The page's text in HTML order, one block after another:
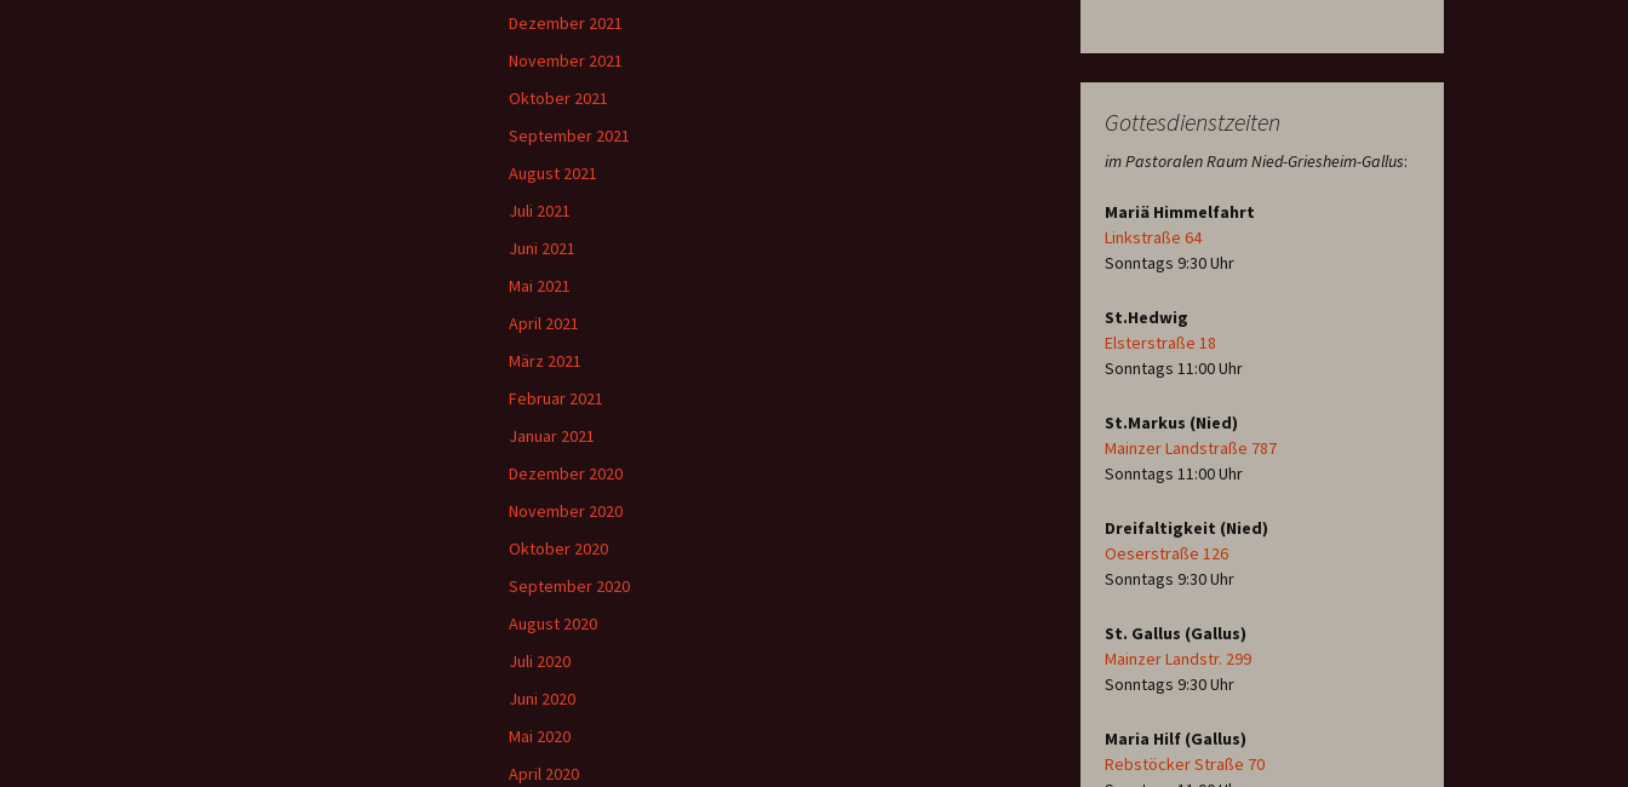
Gottesdienstzeiten
im Pastoralen Raum Nied-Griesheim-Gallus:
Mariä Himmelfahrt
Linkstraße 64
Sonntags 9:30 Uhr
St.Hedwig
Elsterstraße 18
Sonntags 11:00 Uhr
St.Markus (Nied)
Mainzer Landstraße 787
Sonntags 11:00 Uhr
Dreifaltigkeit (Nied)
Oeserstraße 126
Sonntags 9:30 Uhr
St. Gallus (Gallus)
Mainzer Landstr. 299
Sonntags 9:30 Uhr
Maria Hilf (Gallus)
Rebstöcker Straße 70
Dezember 2021
November 2021
Oktober 2021
September 2021
August 2021
Juli 2021
Juni 2021
Mai 2021
April 2021
März 2021
Februar 2021
Januar 2021
Dezember 2020
November 2020
Oktober 2020
September 2020
August 2020
Juli 2020
Juni 2020
Mai 2020
April 2020